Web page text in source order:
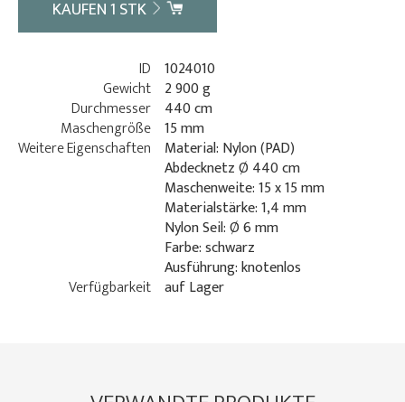
KAUFEN1 STK
ID 1024010
Gewicht 2 900 g
Durchmesser 440 cm
Maschengröße 15 mm
Weitere Eigenschaften
Material: Nylon (PAD)
Abdecknetz Ø 440 cm
Maschenweite: 15 x 15 mm
Materialstärke: 1,4 mm
Nylon Seil: Ø 6 mm
Farbe: schwarz
Ausführung: knotenlos
Verfügbarkeit auf Lager